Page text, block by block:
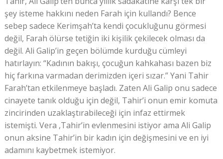
şey isteme hakkını neden Farah için kullandı? Bence
sebep sadece Kerimşah’ta kendi çocukluğunu görmesi
değil, Farah ölürse tetiğin iki kişilik çekilecek olması da
değil. Ali Galip’in geçen bölümde kurduğu cümleyi
hatırlayın: “Kadının bakışı, çocuğun kahkahası bazen biz
hiç farkına varmadan derimizden içeri sızar.” Yani Tahir
Farah’tan etkilenmeye başladı. Zaten Ali Galip onu sadece
cinayete tanık olduğu için değil, Tahir’i onun emir komuta
zincirinden uzaklaştırabileceği için infaz ettirmek
istemişti. Vera ,Tahir’in evlenmesini istiyor ama Ali Galip
onun aksine Tahir’in bir kadın için değişmesini ve en iyi
adamını kaybetmek istemiyor.